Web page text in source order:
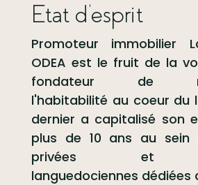
Etat d'esprit
Promoteur immobilier
ODEA est le fruit de la
fondateur de
l'habitabilité au coeur du
dernier a capitalisé son
plus de 10 ans au sein
privées et
languedociennes dédiées